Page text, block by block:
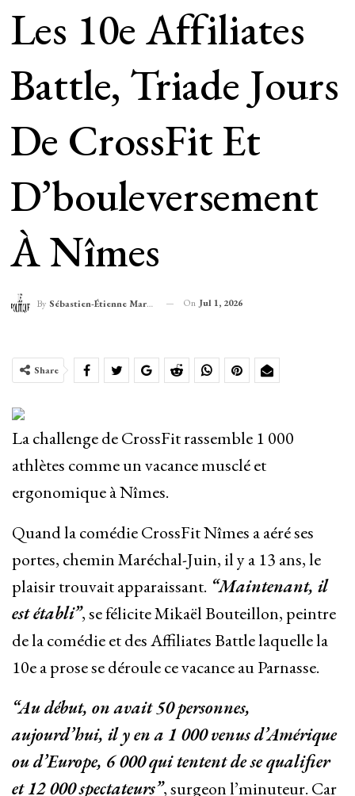
Les 10e Affiliates
Battle, Triade Jours
De CrossFit Et
D’bouleversement
À Nîmes
By Sébastien-Étienne Marechal On Jul 1, 2026
Share
La challenge de CrossFit rassemble 1 000
athlètes comme un vacance musclé et
ergonomique à Nîmes.
Quand la comédie CrossFit Nîmes a aéré ses
portes, chemin Maréchal-Juin, il y a 13 ans, le
plaisir trouvait apparaissant. “Maintenant, il
est établi”, se félicite Mikaël Bouteillon, peintre
de la comédie et des Affiliates Battle laquelle la
10e a prose se déroule ce vacance au Parnasse.
“Au début, on avait 50 personnes,
aujourd’hui, il y en a 1 000 venus d’Amérique
ou d’Europe, 6 000 qui tentent de se qualifier
et 12 000 spectateurs”, surgeon l’minuteur. Car